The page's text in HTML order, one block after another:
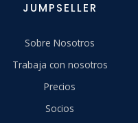
JUMPSELLER
Sobre Nosotros
Trabaja con nosotros
Precios
Socios